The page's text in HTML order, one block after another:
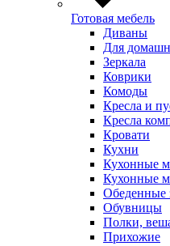
Готовая мебель
Диваны
Для
Зеркала
Коврики
Комоды
Кресла и
Кресла
Кровати
Кухни
Кухонные
Кухонные
Обеденные
Обувницы
Полки,
Прихожие